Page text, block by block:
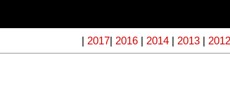
| 2017| 2016 | 2014 | 2013 | 2012